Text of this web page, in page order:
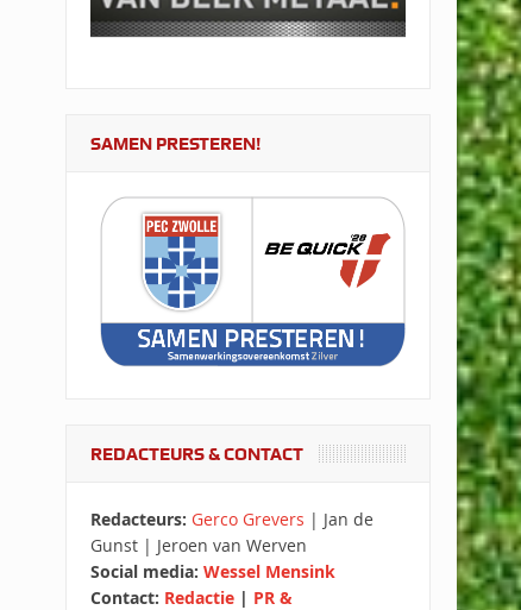
SAMEN PRESTEREN!
REDACTEURS & CONTACT
Redacteurs: Gerco Grevers | Jan de
Gunst | Jeroen van Werven
Social media: Wessel Mensink
Contact: Redactie| PR &